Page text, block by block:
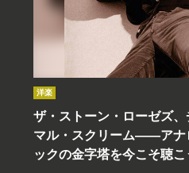
洋楽
ザ・ストーン・ローゼズ
マル・スクリーム――アナ
ックの金字塔を今こそ聴こ